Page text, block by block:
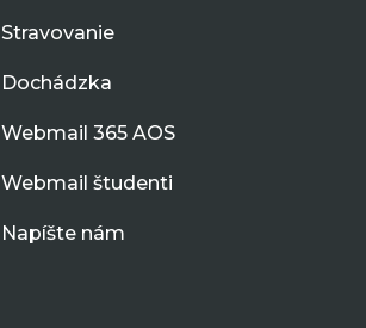
Stravovanie
Dochádzka
Webmail 365 AOS
Webmail študenti
Napíšte nám